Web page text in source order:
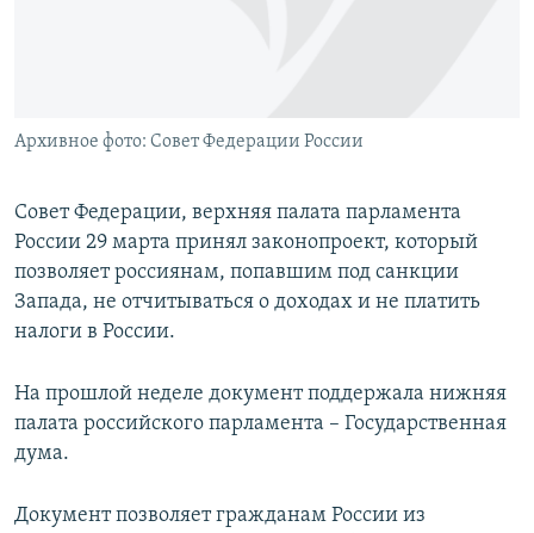
УКРАИНСКАЯ ПРОБЛЕМА КРЫМА
Архивное фото: Совет Федерации России
Совет Федерации, верхняя палата парламента
России 29 марта принял законопроект, который
позволяет россиянам, попавшим под санкции
Запада, не отчитываться о доходах и не платить
налоги в России.
На прошлой неделе документ поддержала нижняя
палата российского парламента – Государственная
дума.
Документ позволяет гражданам России из